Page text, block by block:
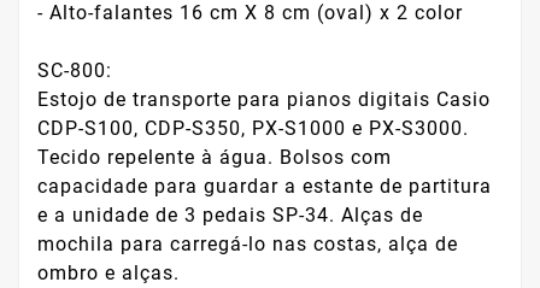
- Alto-falantes 16 cm X 8 cm (oval) x 2 color
SC-800:
Estojo de transporte para pianos digitais Casio
CDP-S100, CDP-S350, PX-S1000 e PX-S3000.
Tecido repelente à água. Bolsos com
capacidade para guardar a estante de partitura
e a unidade de 3 pedais SP-34. Alças de
mochila para carregá-lo nas costas, alça de
ombro e alças.